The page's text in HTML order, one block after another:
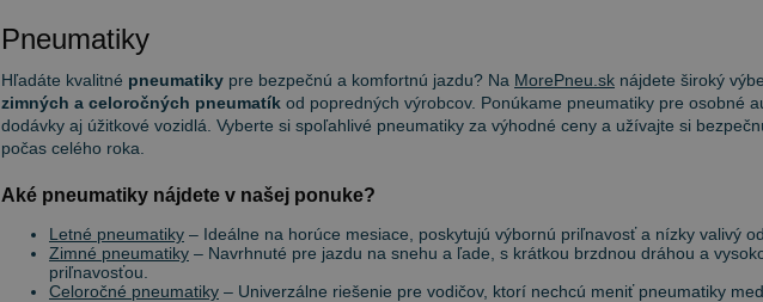
Pneumatiky
Hľadáte kvalitné pneumatiky pre bezpečnú a komfortnú jazdu? Na MorePneu.sk nájdete široký
zimných a celoročných pneumatík od popredných výrobcov. Ponúkame pneumatiky pre osobné
dodávky aj úžitkové vozidlá. Vyberte si spoľahlivé pneumatiky za výhodné ceny a užívajte si
počas celého roka.
Aké pneumatiky nájdete v našej ponuke?
Letné pneumatiky – Ideálne na horúce mesiace, poskytujú výbornú priľnavosť a nízky valivý
Zimné pneumatiky – Navrhnuté pre jazdu na snehu a ľade, s krátkou brzdnou dráhou a
priľnavosťou.
Celoročné pneumatiky – Univerzálne riešenie pre vodičov, ktorí nechcú meniť pneumatiky